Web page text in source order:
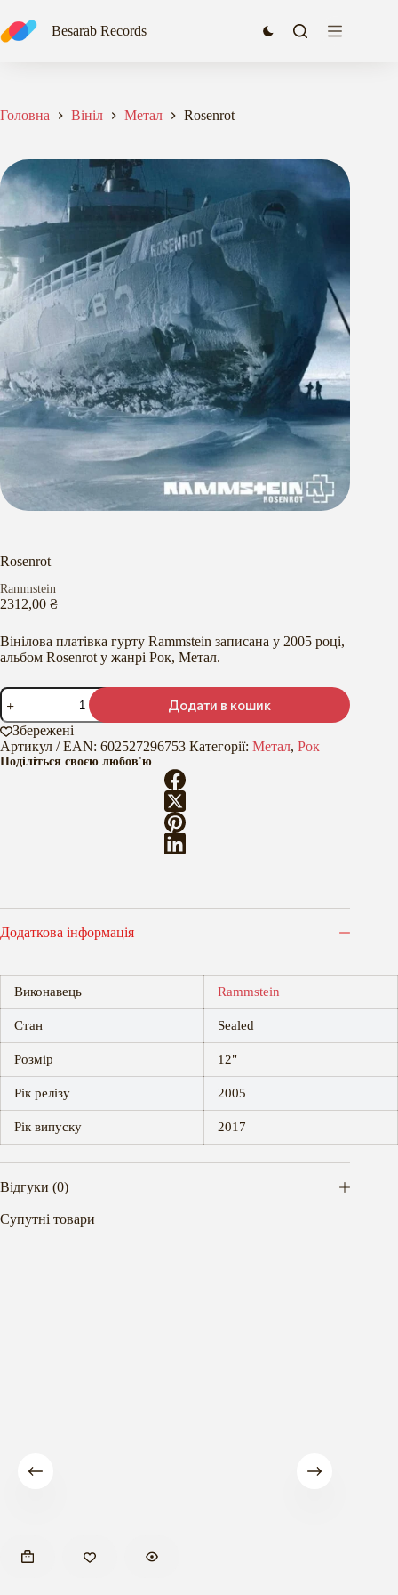
до
вмісту
Besarab Records
Головна Вініл Метал Rosenrot
Rosenrot
Rammstein
2312,00 ₴
Вінілова платівка гурту Rammstein записана у 2005 році,
альбом Rosenrot у жанрі Рок, Метал.
Rosenrot
кількість
Додати в кошик
Збережені
Артикул / EAN: 602527296753 Категорії: Метал, Рок
Поділіться своєю любов'ю
Додаткова інформація
Виконавець Rammstein
Стан Sealed
Розмір 12"
Рік релізу 2005
Рік випуску 2017
Відгуки (0)
Супутні товари